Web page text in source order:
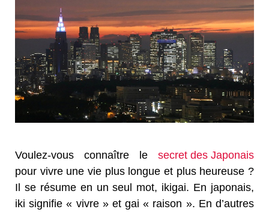
Voulez-vous connaître le secret des Japonais
pour vivre une vie plus longue et plus heureuse ?
Il se résume en un seul mot, ikigai. En japonais,
iki signifie « vivre » et gai « raison ». En d’autres